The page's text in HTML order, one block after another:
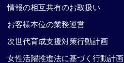
情報の相互共有のお取扱い
お客様本位の業務運営
次世代育成支援対策行動計画
女性活躍推進法に基づく行動計画